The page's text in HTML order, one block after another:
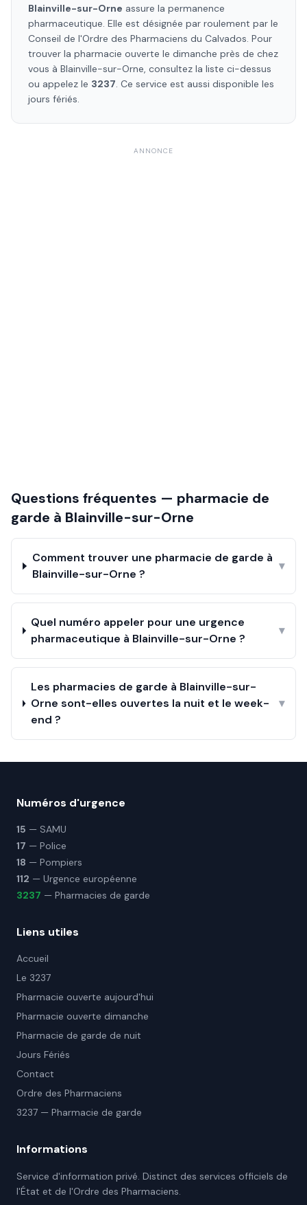
Blainville-sur-Orne assure la permanence
pharmaceutique. Elle est désignée par roulement par le
Conseil de l'Ordre des Pharmaciens du Calvados. Pour
trouver la pharmacie ouverte le dimanche près de chez
vous à Blainville-sur-Orne, consultez la liste ci-dessus
ou appelez le 3237. Ce service est aussi disponible les
jours fériés.
ANNONCE
Questions fréquentes — pharmacie de
garde à Blainville-sur-Orne
Comment trouver une pharmacie de garde à
Blainville-sur-Orne ?
▾
Quel numéro appeler pour une urgence
pharmaceutique à Blainville-sur-Orne ?
▾
Les pharmacies de garde à Blainville-sur-
Orne sont-elles ouvertes la nuit et le week-
end ?
▾
Numéros d'urgence
15 — SAMU
17 — Police
18 — Pompiers
112 — Urgence européenne
3237 — Pharmacies de garde
Liens utiles
Accueil
Le 3237
Pharmacie ouverte aujourd'hui
Pharmacie ouverte dimanche
Pharmacie de garde de nuit
Jours Fériés
Contact
Ordre des Pharmaciens
3237 — Pharmacie de garde
Informations
Service d'information privé. Distinct des services officiels de
l'État et de l'Ordre des Pharmaciens.